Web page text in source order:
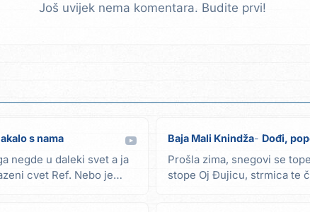
Još uvijek nema komentara. Budite prvi!
s nama
negde u daleki svet a ja
cvet Ref. Nebo je
Baja Mali Knindža Dođi,
Prošla zima, snegovi se
stope Oj Đujicu, strmica te